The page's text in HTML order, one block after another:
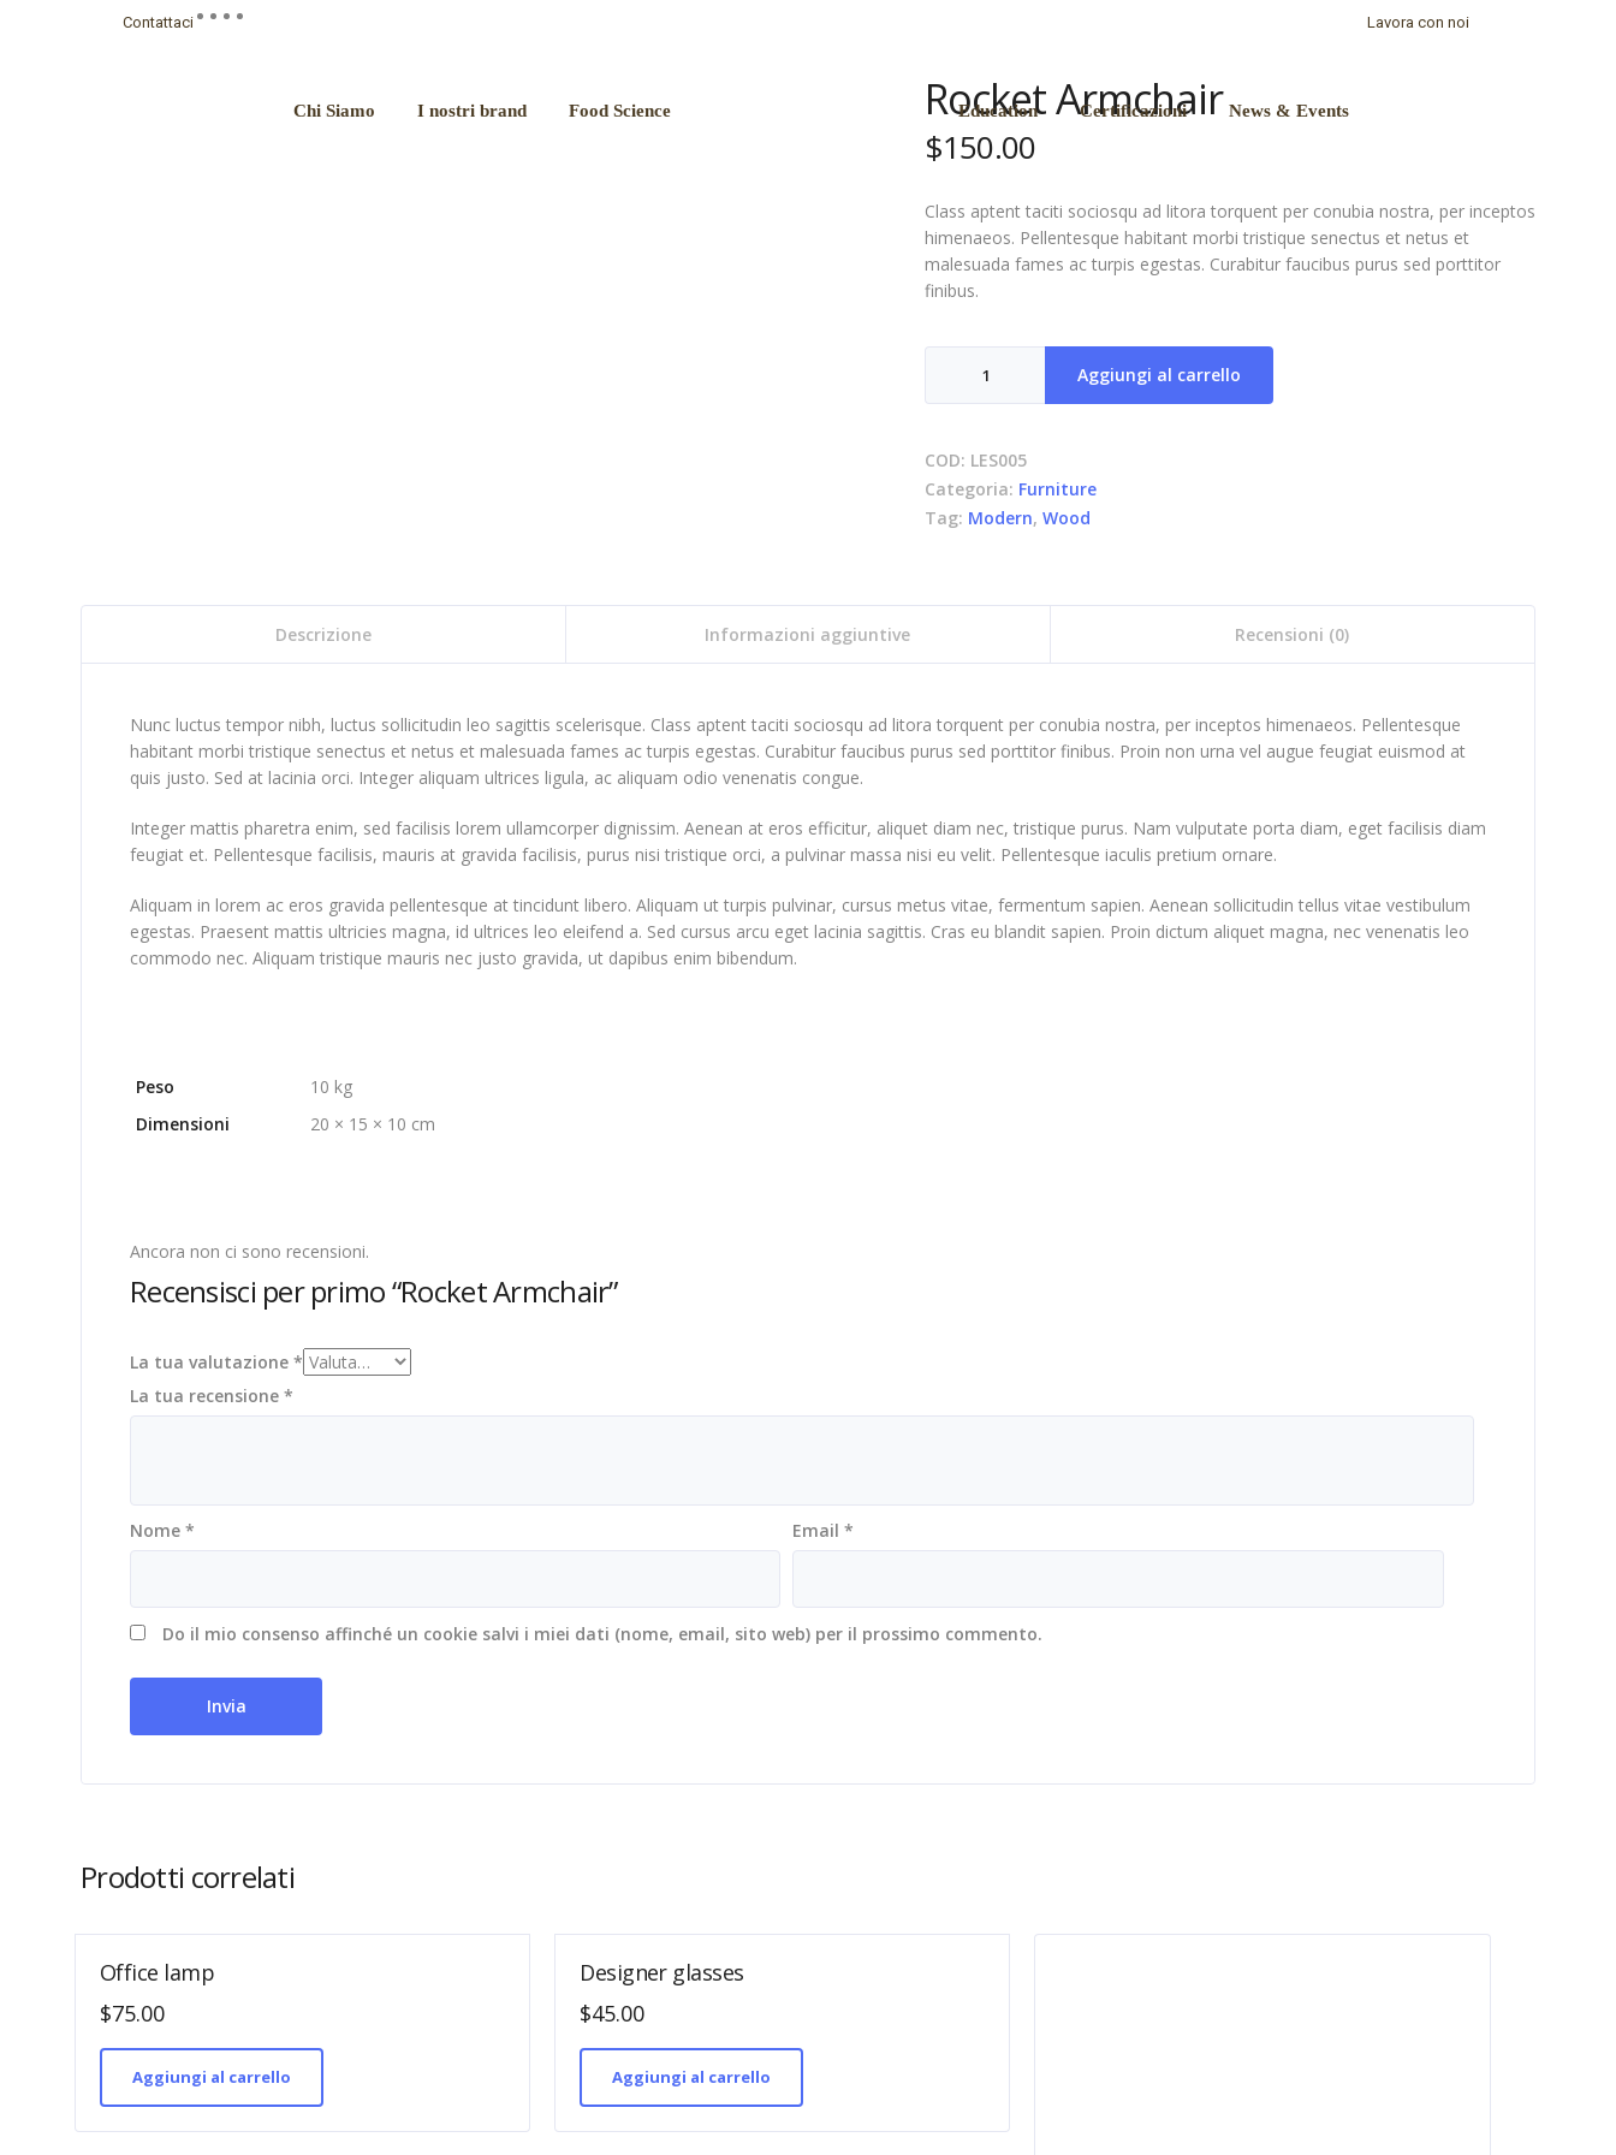
Chi Siamo I nostri brand Food Science Education Certificazioni News & Events
Contattaci Lavora con noi
Rocket Armchair
$150.00
Class aptent taciti sociosqu ad litora torquent per conubia nostra, per inceptos
himenaeos. Pellentesque habitant morbi tristique senectus et netus et
malesuada fames ac turpis egestas. Curabitur faucibus purus sed porttitor
finibus.
Aggiungi al carrello
COD: LES005
Categoria: Furniture
Tag: Modern, Wood
Descrizione Informazioni aggiuntive Recensioni (0)
Nunc luctus tempor nibh, luctus sollicitudin leo sagittis scelerisque. Class aptent taciti sociosqu ad litora torquent per conubia nostra, per inceptos himenaeos. Pellentesque
habitant morbi tristique senectus et netus et malesuada fames ac turpis egestas. Curabitur faucibus purus sed porttitor finibus. Proin non urna vel augue feugiat euismod at
quis justo. Sed at lacinia orci. Integer aliquam ultrices ligula, ac aliquam odio venenatis congue.
Integer mattis pharetra enim, sed facilisis lorem ullamcorper dignissim. Aenean at eros efficitur, aliquet diam nec, tristique purus. Nam vulputate porta diam, eget facilisis diam
feugiat et. Pellentesque facilisis, mauris at gravida facilisis, purus nisi tristique orci, a pulvinar massa nisi eu velit. Pellentesque iaculis pretium ornare.
Aliquam in lorem ac eros gravida pellentesque at tincidunt libero. Aliquam ut turpis pulvinar, cursus metus vitae, fermentum sapien. Aenean sollicitudin tellus vitae vestibulum
egestas. Praesent mattis ultricies magna, id ultrices leo eleifend a. Sed cursus arcu eget lacinia sagittis. Cras eu blandit sapien. Proin dictum aliquet magna, nec venenatis leo
commodo nec. Aliquam tristique mauris nec justo gravida, ut dapibus enim bibendum.
Peso
10 kg
Dimensioni
20 × 15 × 10 cm
Ancora non ci sono recensioni.
Recensisci per primo “Rocket Armchair”
La tua valutazione *
La tua recensione *
Nome * Email*
Do il mio consenso affinché un cookie salvi i miei dati (nome, email, sito web) per il prossimo commento.
Prodotti correlati
Office lamp
$75.00
Aggiungi al carrello
Designer glasses
$45.00
Aggiungi al carrello